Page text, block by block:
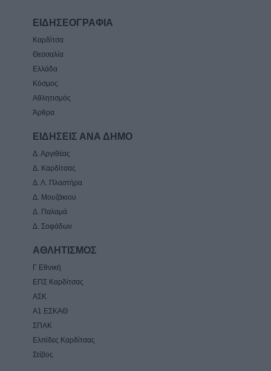
ΕΙΔΗΣΕΟΓΡΑΦΙΑ
Καρδίτσα
Θεσσαλία
Ελλάδα
Κόσμος
Αθλητισμός
Άρθρα
ΕΙΔΗΣΕΙΣ ΑΝΑ ΔΗΜΟ
Δ. Αργιθέας
Δ. Καρδίτσας
Δ. Λ. Πλαστήρα
Δ. Μουζάκιου
Δ. Παλαμά
Δ. Σοφάδων
ΑΘΛΗΤΙΣΜΟΣ
Γ Εθνική
ΕΠΣ Καρδίτσας
ΑΣΚ
Α1 ΕΣΚΑΘ
ΣΠΑΚ
Ελπίδες Καρδίτσας
Στίβος